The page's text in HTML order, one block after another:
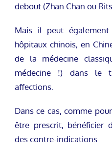
debout (Zhan Chan ou
Mais il peut
hôpitaux chinois, en
de la médecine
médecine !) dans le
affections.
Dans ce cas, comme
être prescrit, bénéficier
des contre-indications.